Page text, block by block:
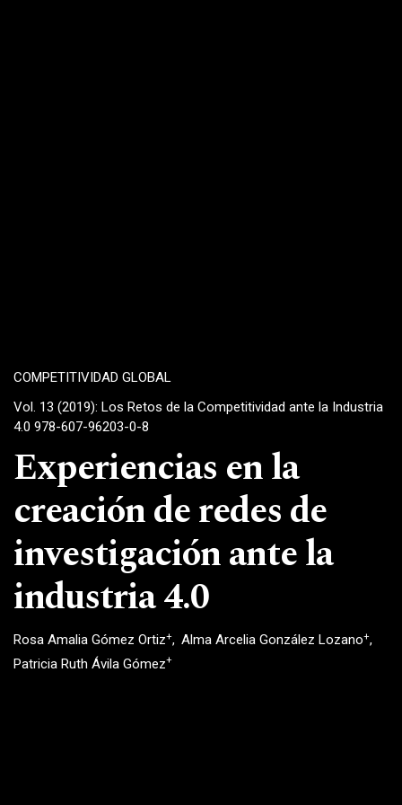
COMPETITIVIDAD GLOBAL
Vol. 13 (2019): Los Retos de la Competitividad ante la Industria
4.0 978-607-96203-0-8
Experiencias en la
creación de redes de
investigación ante la
industria 4.0
Rosa Amalia Gómez Ortiz+ Alma Arcelia González Lozano+
Patricia Ruth Ávila Gómez+